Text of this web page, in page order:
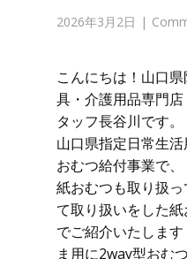
2026年3月2日
こんにちは！山口
具・介護用品専門
タッフ長谷川です。
山口県指定日常生
おむつ給付事業で
紙おむつも取り扱
て取り扱いをした
でご紹介いたしま
ま用に2way型おむ